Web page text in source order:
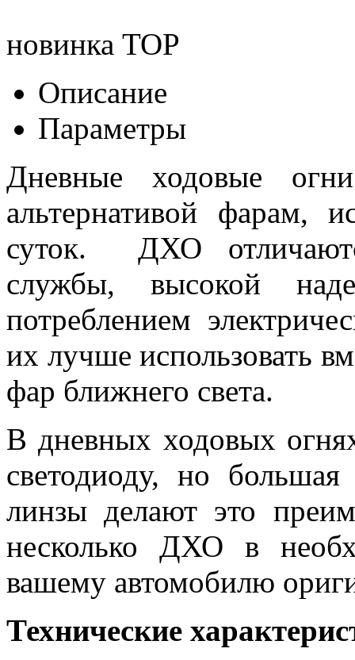
новинка TOP
Описание
Параметры
Дневные ходовые
альтернативой фарам,
суток. ДХО
службы, высокой
потреблением
их лучше использовать
фар ближнего света.
В дневных ходовых
светодиоду, но
линзы делают это
несколько ДХО в
вашему автомобилю
Технические